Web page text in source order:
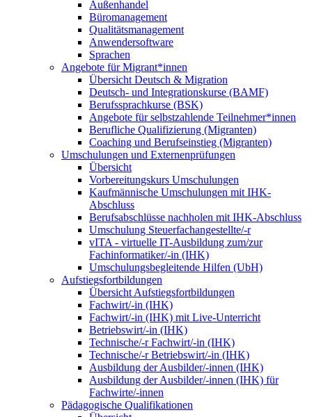
Außenhandel
Büromanagement
Qualitätsmanagement
Anwendersoftware
Sprachen
Angebote für Migrant*innen
Übersicht Deutsch & Migration
Deutsch- und Integrationskurse (BAMF)
Berufssprachkurse (BSK)
Angebote für selbstzahlende Teilnehmer*innen
Berufliche Qualifizierung (Migranten)
Coaching und Berufseinstieg (Migranten)
Umschulungen und Externenprüfungen
Übersicht
Vorbereitungskurs Umschulungen
Kaufmännische Umschulungen mit IHK-
Abschluss
Berufsabschlüsse nachholen mit IHK-Abschluss
Umschulung Steuerfachangestellte/-r
vITA - virtuelle IT-Ausbildung zum/zur
Fachinformatiker/-in (IHK)
Umschulungsbegleitende Hilfen (UbH)
Aufstiegsfortbildungen
Übersicht Aufstiegsfortbildungen
Fachwirt/-in (IHK)
Fachwirt/-in (IHK) mit Live-Unterricht
Betriebswirt/-in (IHK)
Technische/-r Fachwirt/-in (IHK)
Technische/-r Betriebswirt/-in (IHK)
Ausbildung der Ausbilder/-innen (IHK)
Ausbildung der Ausbilder/-innen (IHK) für
Fachwirte/-innen
Pädagogische Qualifikationen